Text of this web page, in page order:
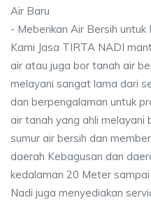
Air Baru
- Meberikan Air Bersih
Kami Jasa TIRTA NADI
air atau juga bor tanah air
melayani sangat lama dari
dan berpengalaman untuk
air tanah yang ahli melayani
sumur air bersih dan
daerah Kebagusan dan
kedalaman 20 Meter
Nadi juga menyediakan